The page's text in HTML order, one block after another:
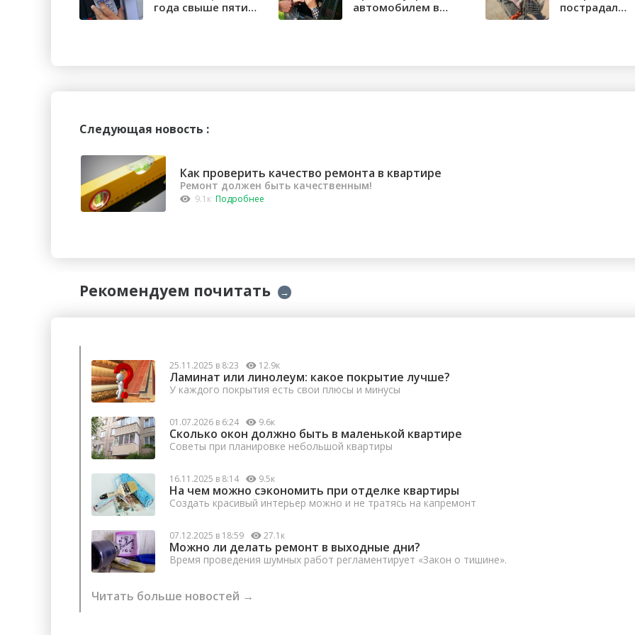
года свыше пяти
автомобилем в
пострадал
Следующая новость :
Как проверить качество ремонта в квартире
Ремонт должен быть качественным!
9.1к Подробнее
Рекомендуем почитать →
25.11.2025 в 8:23 12.9к
Ламинат или линолеум: какое покрытие лучше?
У каждого покрытия есть свои плюсы и минусы
01.07.2026 в 6:24 9.6к
Сколько окон должно быть в маленькой квартире
Советы при планировке небольшой квартиры
16.11.2025 в 8:14 9.5к
На чем можно сэкономить при отделке квартиры
Создать красивый интерьер можно и не тратясь на капремонт
07.12.2025 в 18:59 27.1к
Можно ли делать ремонт в выходные дни?
Время проведения шумных работ регламентирует «Закон о тишине».
Читать больше новостей →